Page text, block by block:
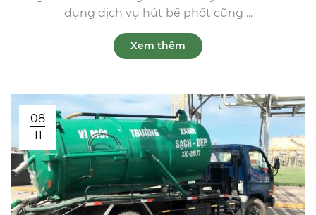
dụng dịch vụ hút bể phốt cũng ...
Xem thêm
08
11